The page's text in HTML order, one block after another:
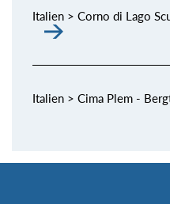
Italien > Corno di Lago
Italien > Cima Plem -